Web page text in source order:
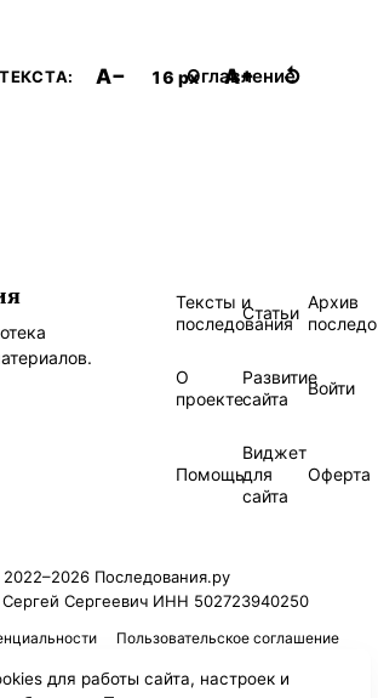
A− 16 px A+ ↺
Оглавление
Тексты и
последования
Статьи
Архив
О
проекте
Развитие
сайта
Войти
Помощь
Виджет
для
сайта
Оферта
Последования.ру
Сергеевич ИНН 502723940250
Пользовательское соглашение
для работы сайта, настроек и